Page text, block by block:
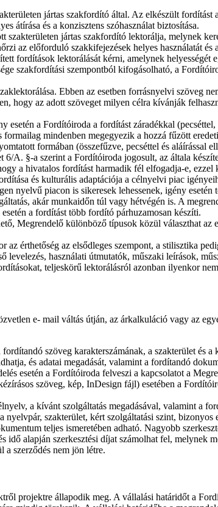
jártas szakfordító által. Az elkészült
átírása és a konzisztens szóhasználat biztosítása.
jártas szakfordító lektorálja, melynek
az előforduló szakkifejezések helyes használatát és
fordítások lektorálását kérni, amelynek helyességét
szakfordítási szempontból kifogásolható, a
Ebben az esetben forrásnyelvi szöveg
hogy az adott szöveget milyen célra kívánják
a Fordítóiroda a fordítást záradékkal
mindenben megegyezik a hozzá fűzött
formában (összefűzve, pecséttel és aláírással
A. §-a szerint a Fordítóiroda jogosult, az általa
a hivatalos fordítást harmadik fél elfogadja-e,
és kulturális adaptációja a célnyelvi piac
nyelvű piacon is sikeresek lehessenek, igény
akár munkaidőn túl vagy hétvégén is. A
a fordítást több fordító párhuzamosan készíti.
Megrendelő különböző típusok közül választhat
érthetőség az elsődleges szempont, a stilisztika
levelezés, használati útmutatók, műszaki leírások,
teljeskörű lektorálásról azonban ilyenkor
e- mail váltás útján, az árkalkuláció vagy az
szöveg karakterszámának, a szakterület és
és adatai megadását, valamint a fordítandó
esetén a Fordítóiroda felveszi a kapcsolatot a
szöveg, kép, InDesign fájl) esetében a
a kívánt szolgáltatás megadásával, valamint a
szakterület, kért szolgáltatási szint,
teljes ismeretében adható. Nagyobb
idő alapján szerkesztési díjat számolhat fel,
a szerződés nem jön létre.
projektre állapodik meg. A vállalási határidőt a